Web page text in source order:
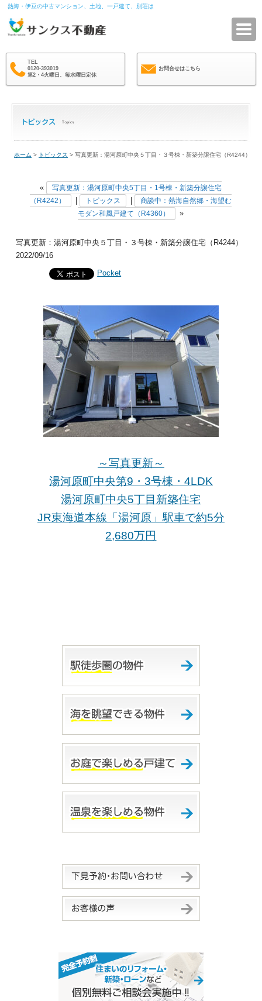
熱海・伊豆の中古マンション、土地、一戸建て、別荘は
TEL
0120-393019
第2・4火曜日、毎水曜日定休
お問合せはこちら
ホーム > トピックス > 写真更新：湯河原町中央５丁目・３号棟・新築分譲住宅（R4244）
«
写真更新：湯河原町中央5丁目・1号棟・新築分譲住宅
（R4242）
トピックス
商談中：熱海自然郷・海望む
モダン和風戸建て（R4360）
»
写真更新：湯河原町中央５丁目・３号棟・新築分譲住宅（R4244）
2022/09/16
Pocket
～写真更新～
湯河原町中央第9・3号棟・4LDK
湯河原町中央5丁目新築住宅
JR東海道本線「湯河原」駅車で約5分
2,680万円